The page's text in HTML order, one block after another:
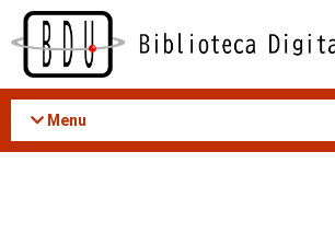
Acessar
conteúdo
Menu